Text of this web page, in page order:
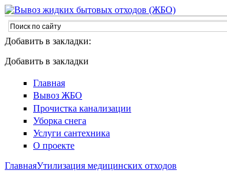
Добавить в закладки:
Добавить в закладки
Главная
Вывоз ЖБО
Прочистка канализации
Уборка снега
Услуги сантехника
О проекте
ГлавнаяУтилизация медицинских отходов